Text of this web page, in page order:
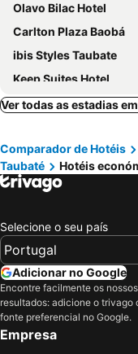
Olavo Bilac Hotel
Carlton Plaza Baobá
ibis Styles Taubate
Keep Suites Hotel
Gran Continental
Plaza Dutra Hotel
Prisma Plaza Hotel
Hotel Fazenda Pé da
Samambaia Executive
Hotel Sao Nicolau
Eden Motel ( ADULT
Sagrados Corações -
Ver todas as estadias
Comparador de Hotéis
Taubaté
Hotéis
Selecione o seu país
Adicionar no Google
Encontre facilmente os nossos
resultados: adicione o trivago
fonte preferencial no Google.
Empresa